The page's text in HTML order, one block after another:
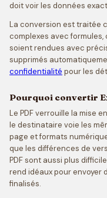
doit voir les données
La conversion est traitée
complexes avec
soient rendues avec
supprimés
confidentialité pour les
Pourquoi convertir
Le PDF verrouille la mise
le destinataire voie les
page et formats
que les différences de
PDF sont aussi plus
rend idéaux pour envoyer
finalisés.